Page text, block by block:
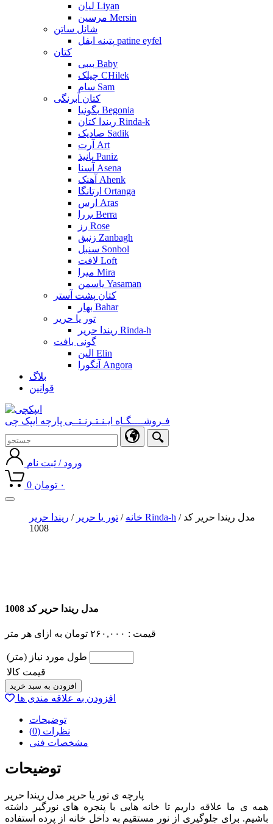
لیان Liyan
مرسین Mersin
شانل ساتن
پتینه ایفل patine eyfel
کتان
بیبی Baby
چیلک CHilek
سام Sam
کتان آبرنگی
بگونیا Begonia
ریندا کتان Rinda-k
صادیک Sadik
آرت Art
پانیذ Paniz
آسنا Asena
آهنک Ahenk
ارتانگا Ortanga
ارس Aras
بررا Berra
رز Rose
زنبق Zanbagh
سنبل Sonbol
لافت Loft
میرا Mira
یاسمن Yasaman
کتان پشت آستر
بهار Bahar
تور یا حریر
ریندا حریر Rinda-h
گونی بافت
الین Elin
آنگورا Angora
بلاگ
قوانین
فـروشــــگـاه ایـنـتـرنـتــی پارچه ایپک چی
ورود / ثبت نام
0 ۰ تومان
Toggle
خانه / تور یا حریر / ریندا حریر Rinda-h / مدل ریندا حریر کد
1008
مدل ریندا حریر کد 1008
قیمت : ۲۶۰,۰۰۰ تومان به ازای هر متر
طول مورد نیاز (متر)
قیمت کالا
افزودن به سبد خرید
افزودن به علاقه مندی ها
توضیحات
نظرات (0)
مشخصات فنی
توضیحات
پارچه ی تور یا حریر مدل ریندا حریر
همه ی ما علاقه داریم تا خانه هایی با پنجره های نورگیر داشته
باشیم. برای جلوگیری از نور مستقیم به داخل خانه از پرده استفاده